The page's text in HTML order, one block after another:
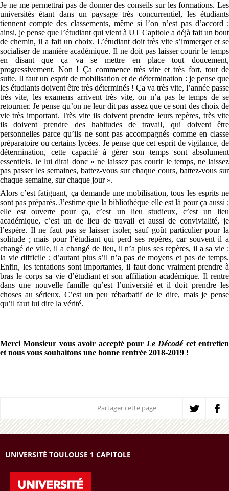
Je ne me permettrai pas de donner des conseils sur les formations. Les
universités étant dans un paysage très concurrentiel, les étudiants
tiennent compte des classements, même si l’on n’est pas d’accord ;
ainsi, je pense que l’étudiant qui vient à UT Capitole a déjà fait un bout
de chemin, il a fait un choix. L’étudiant doit très vite s’immerger et se
socialiser de manière académique. Il ne doit pas laisser courir le temps
en disant que ça va se mettre en place tout doucement,
progressivement. Non ! Ça commence très vite et très fort, tout de
suite. Il faut un esprit de mobilisation et de détermination : je pense que
les étudiants doivent être très déterminés ! Ça va très vite, l’année passe
très vite, les examens arrivent très vite, on n’a pas le temps de se
retourner. Je pense qu’on ne leur dit pas assez que ce sont des choix de
vie très important. Très vite ils doivent prendre leurs repères, très vite
ils doivent prendre des habitudes de travail, qui doivent être
personnelles parce qu’ils ne sont pas accompagnés comme en classe
préparatoire ou certains lycées. Je pense que cet esprit de vigilance, de
détermination, cette capacité à gérer son temps sont absolument
essentiels. Je lui dirai donc « ne laissez pas courir le temps, ne laissez
pas passer les semaines, battez-vous sur chaque cours, battez-vous sur
chaque semaine, sur chaque jour ».
Alors c’est fatiguant, ça demande une mobilisation, tous les esprits ne
sont pas préparés. J’estime que la bibliothèque elle est là pour ça aussi ;
elle est ouverte pour ça, c’est un lieu studieux, c’est un lieu
académique, c’est un de lieu de travail et aussi de convivialité, je
l’espère. Il ne faut pas se laisser isoler, sauf goût particulier pour la
solitude ; mais pour l’étudiant qui perd ses repères, car souvent il a
changé de ville, il a changé de lieu, il n’a plus ses repères, il a sa vie :
la vie difficile ; d’autant plus s’il n’a pas de moyens et pas de temps.
Enfin, les tentations sont importantes, il faut donc vraiment prendre à
bras le corps sa vie d’étudiant et son affiliation académique. Il rentre
dans une nouvelle famille qu’est l’université et il doit prendre les
choses au sérieux. C’est un peu rébarbatif de le dire, mais je pense
qu’il faut lui dire la vérité.
Merci Monsieur vous avoir accepté pour Le Décodécet entretien
et nous vous souhaitons une bonne rentrée 2018-2019 !
Partager cette page
UNIVERSITÉ TOULOUSE 1 CAPITOLE